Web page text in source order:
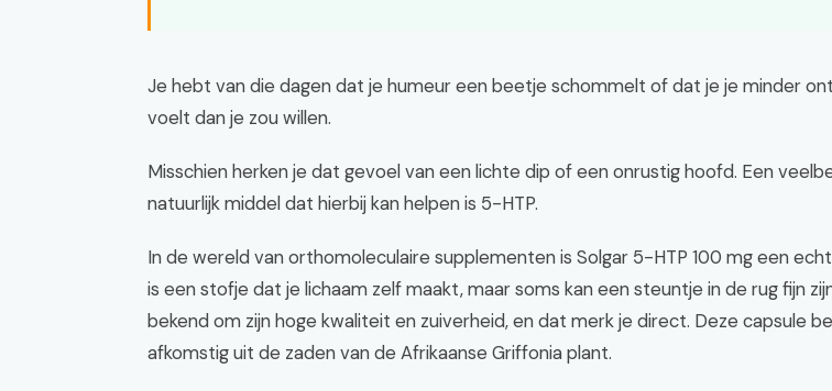
Je hebt van die dagen dat je humeur een beetje schommelt of dat je je minder
voelt dan je zou willen.
Misschien herken je dat gevoel van een lichte dip of een onrustig hoofd. Een
natuurlijk middel dat hierbij kan helpen is 5-HTP.
In de wereld van orthomoleculaire supplementen is Solgar 5-HTP 100 mg een
is een stofje dat je lichaam zelf maakt, maar soms kan een steuntje in de rug fijn
bekend om zijn hoge kwaliteit en zuiverheid, en dat merk je direct. Deze capsule
afkomstig uit de zaden van de Afrikaanse Griffonia plant.